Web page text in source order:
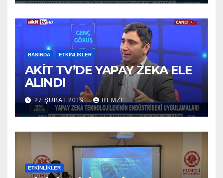
BASINDA ETKINLIKLER
AKİT TV’DE YAPAY ZEKA ELE
ALINDI
27 ŞUBAT 2019 REMZI
ETKINLIKLER